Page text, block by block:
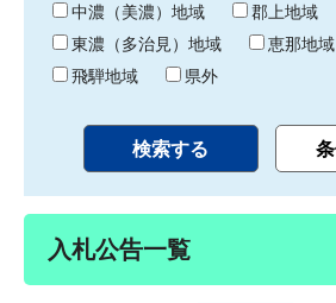
中濃（美濃）地域
郡上地域
東濃（多治見）地域
恵那地域
飛騨地域
県外
入札公告一覧